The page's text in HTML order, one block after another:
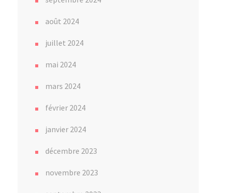
août 2024
juillet 2024
mai 2024
mars 2024
février 2024
janvier 2024
décembre 2023
novembre 2023